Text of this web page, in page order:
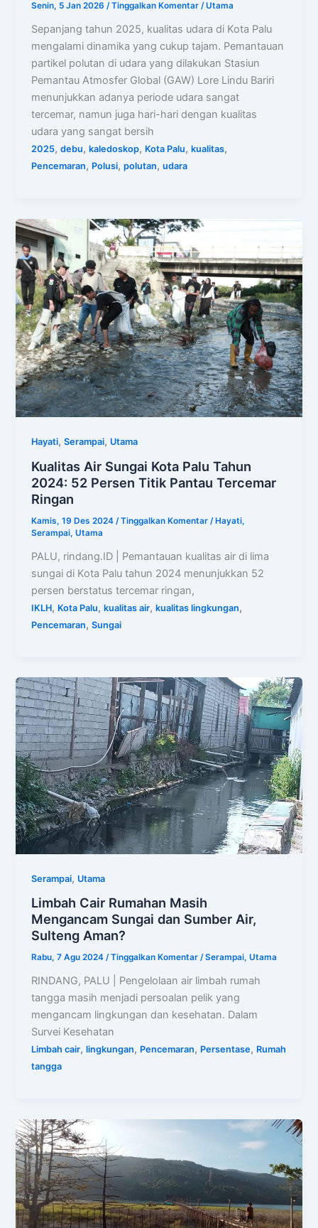
Senin, 5 Jan 2026/Tinggalkan Komentar /Utama
Sepanjang tahun 2025, kualitas udara di Kota Palu
mengalami dinamika yang cukup tajam. Pemantauan
partikel polutan di udara yang dilakukan Stasiun
Pemantau Atmosfer Global (GAW) Lore Lindu Bariri
menunjukkan adanya periode udara sangat
tercemar, namun juga hari-hari dengan kualitas
udara yang sangat bersih
2025,debu,kaledoskop, Kota Palu,kualitas,
Pencemaran, Polusi,polutan,udara
Hayati,Serampai, Utama
Kualitas Air Sungai Kota Palu Tahun
2024: 52 Persen Titik Pantau Tercemar
Ringan
Kamis, 19 Des 2024/Tinggalkan Komentar / Hayati,
Serampai,Utama
PALU, rindang.ID | Pemantauan kualitas air di lima
sungai di Kota Palu tahun 2024 menunjukkan 52
persen berstatus tercemar ringan,
IKLH, Kota Palu,kualitas air,kualitas lingkungan,
Pencemaran,Sungai
Serampai, Utama
Limbah Cair Rumahan Masih
Mengancam Sungai dan Sumber Air,
Sulteng Aman?
Rabu, 7 Agu 2024/Tinggalkan Komentar /Serampai,Utama
RINDANG, PALU | Pengelolaan air limbah rumah
tangga masih menjadi persoalan pelik yang
mengancam lingkungan dan kesehatan. Dalam
Survei Kesehatan
Limbah cair,lingkungan, Pencemaran, Persentase, Rumah
tangga